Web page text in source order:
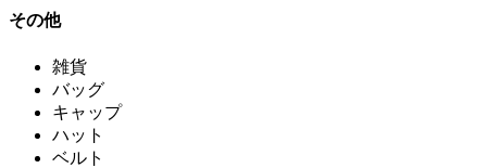
その他
雑貨
バッグ
キャップ
ハット
ベルト